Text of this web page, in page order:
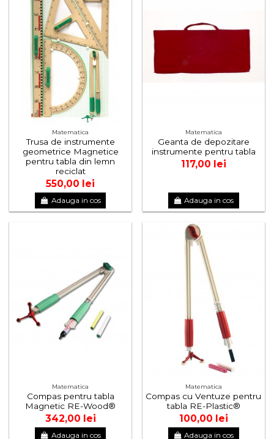
Matematica
Trusa de instrumente
geometrice Magnetice
pentru tabla din lemn
reciclat
550,00 lei
Adauga in cos
Matematica
Geanta de depozitare
instrumente pentru tabla
117,00 lei
Adauga in cos
Matematica
Compas pentru tabla
Magnetic RE-Wood®
342,00 lei
Adauga in cos
Matematica
Compas cu Ventuze pentru
tabla RE-Plastic®
100,00 lei
Adauga in cos